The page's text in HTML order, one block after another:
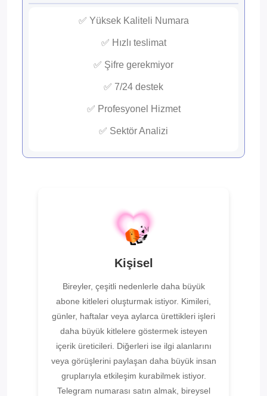
✅ Yüksek Kaliteli Numara
✅ Hızlı teslimat
✅ Şifre gerekmiyor
✅ 7/24 destek
✅ Profesyonel Hizmet
✅ Sektör Analizi
Kişisel
Bireyler, çeşitli nedenlerle daha büyük
abone kitleleri oluşturmak istiyor. Kimileri,
günler, haftalar veya aylarca ürettikleri işleri
daha büyük kitlelere göstermek isteyen
içerik üreticileri. Diğerleri ise ilgi alanlarını
veya görüşlerini paylaşan daha büyük insan
gruplarıyla etkileşim kurabilmek istiyor.
Telegram numarası satın almak, bireysel